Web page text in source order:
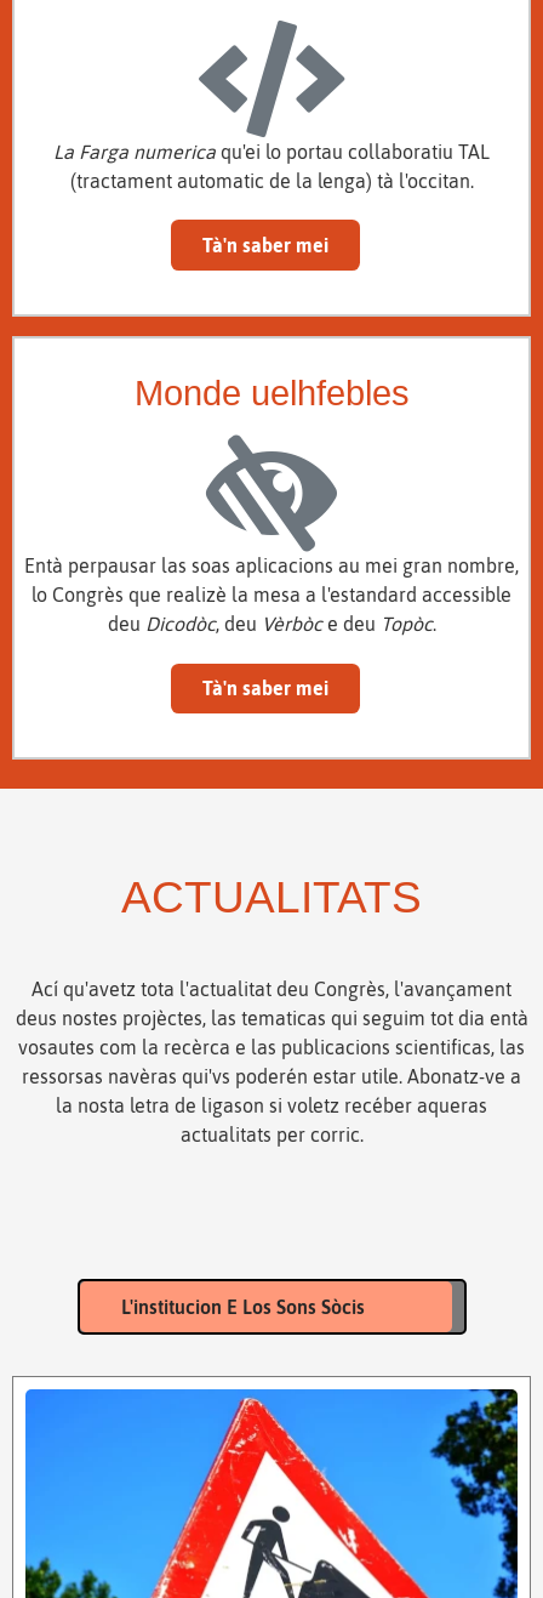
La Farga numerica qu'ei lo portau collaboratiu TAL
(tractament automatic de la lenga) tà l'occitan.
Tà'n saber mei
Monde uelhfebles
Entà perpausar las soas aplicacions au mei gran nombre,
lo Congrès que realizè la mesa a l'estandard accessible
deu Dicodòc, deu Vèrbòce deu Topòc.
Tà'n saber mei
ACTUALITATS
Ací qu'avetz tota l'actualitat deu Congrès, l'avançament
deus nostes projèctes, las tematicas qui seguim tot dia entà
vosautes com la recèrca e las publicacions scientificas, las
ressorsas navèras qui'vs poderén estar utile. Abonatz-ve a
la nosta letra de ligason si voletz recéber aqueras
actualitats per corric.
L'institucion E Los Sons Sòcis